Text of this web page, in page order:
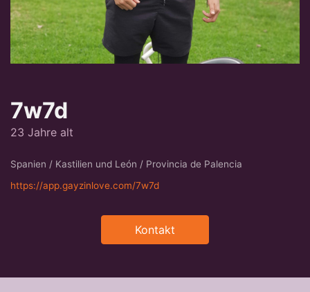
7w7d
23 Jahre alt
Spanien / Kastilien und León / Provincia de Palencia
https://app.gayzinlove.com/7w7d
Kontakt